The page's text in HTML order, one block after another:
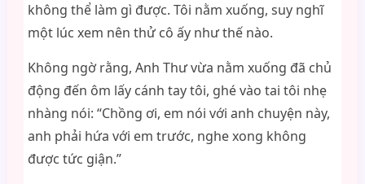
không thể làm gì được. Tôi nằm xuống, suy nghĩ
một lúc xem nên thử cô ấy như thế nào.
Không ngờ rằng, Anh Thư vừa nằm xuống đã chủ
động đến ôm lấy cánh tay tôi, ghé vào tai tôi nhẹ
nhàng nói: “Chồng ơi, em nói với anh chuyện này,
anh phải hứa với em trước, nghe xong không
được tức giận.”